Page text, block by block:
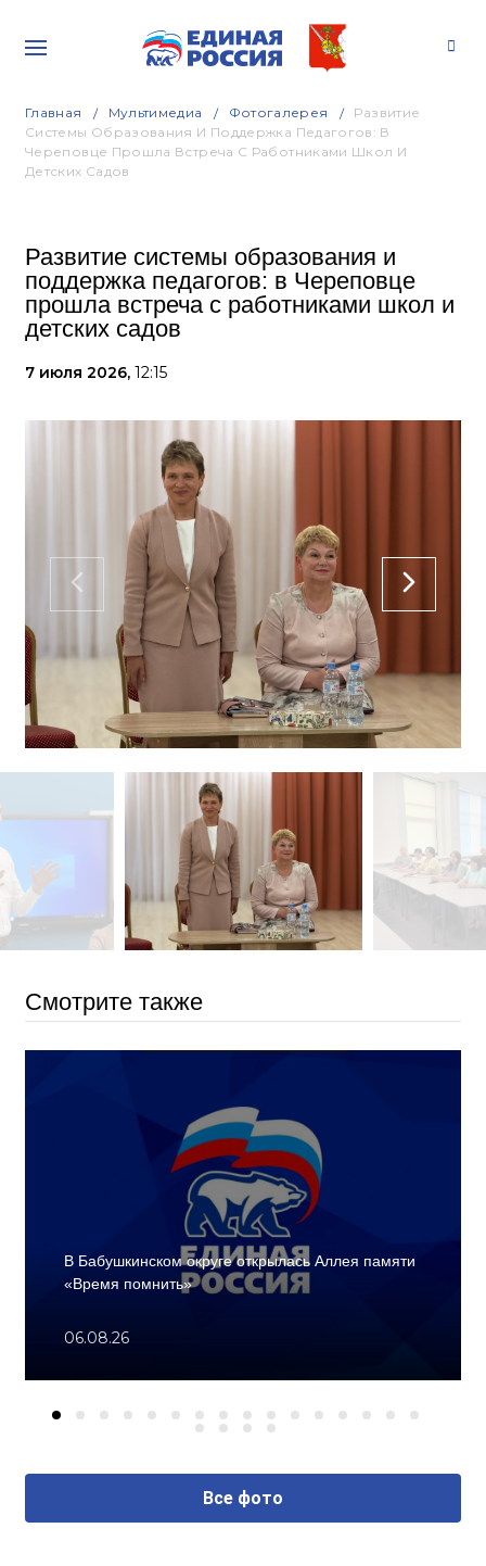
Главная Мультимедиа Фотогалерея
Развитие
Системы Образования И Поддержка Педагогов: В
Череповце Прошла Встреча С Работниками Школ И
Детских Садов
Развитие системы образования и
поддержка педагогов: в Череповце
прошла встреча с работниками школ и
детских садов
7 июля 2026, 12:15
Смотрите также
В Бабушкинском округе открылась Аллея памяти
«Время помнить»
06.08.26
Все фото